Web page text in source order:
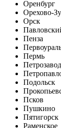
Оренбург
Орехово-
Орск
Пенза
Пермь
Подольск
Псков
Пушкино
Пятигорск
Раменское